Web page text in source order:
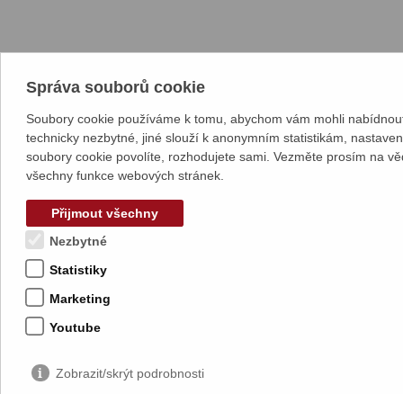
Správa souborů cookie
Soubory cookie používáme k tomu, abychom vám mohli
technicky nezbytné, jiné slouží k anonymním statistikám,
soubory cookie povolíte, rozhodujete sami. Vezměte prosím na
všechny funkce webových stránek.
Přijmout všechny
Nezbytné
Statistiky
Marketing
Youtube
Zobrazit/skrýt podrobnosti